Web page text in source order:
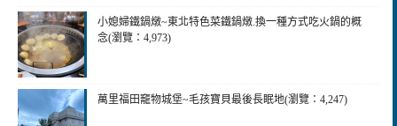
小媳婦鐵鍋燉~東北特色菜鐵鍋燉.換一種方式吃火鍋的概
念(瀏覽：4,973)
萬里福田竉物城堡~毛孩寶貝最後長眠地(瀏覽：4,247)